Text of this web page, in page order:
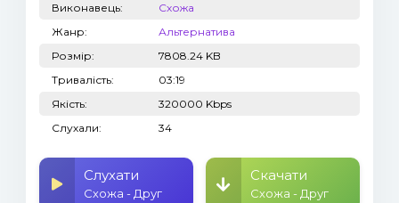
Виконавець:
Схожа
Жанр:
Альтернатива
Розмір:
7808.24 KB
Тривалість:
03:19
Якість:
320000 Kbps
Слухали:
34
Слухати
Схожа - Друг
Скачати
Схожа - Друг